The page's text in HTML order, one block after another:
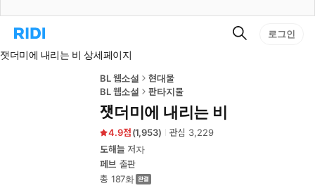
리
홈
검
로그인
잿더미에 내리는 비 상세페이지
BL 웹소설
현대물
BL 웹소설
판타지물
잿더미에 내리는 비
4.9 (1,953) 관심 3,229
도해늘 저자
페브 출판
총 187화